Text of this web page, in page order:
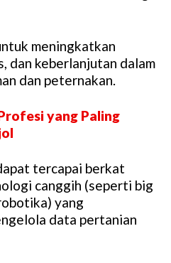
meningkatkan
dan keberlanjutan dalam
dan peternakan.
yang Paling
tercapai berkat
canggih (seperti big
yang
data pertanian